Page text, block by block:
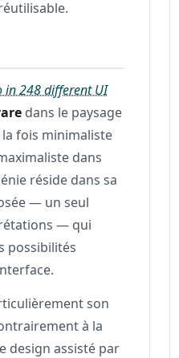
in 248 different UI
dans le paysage
fois minimaliste
dans
réside dans sa
— un seul
— qui
possibilités
son
à la
design assisté par